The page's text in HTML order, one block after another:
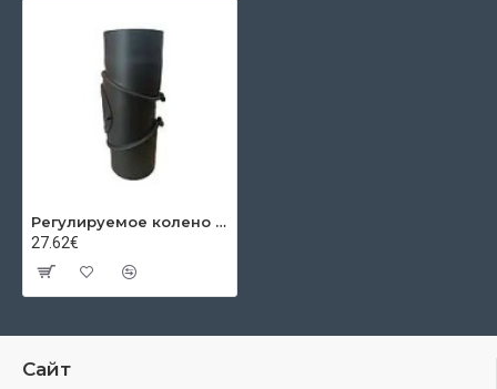
Регулируемое колено с ревизией 0-90º Ø160x2мм
27.62€
Сайт